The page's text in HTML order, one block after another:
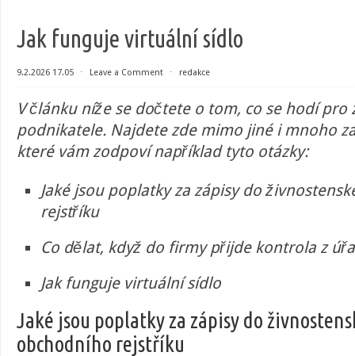
Jak funguje virtuální sídlo
9.2.2026 17.05 ⋅ Leave a Comment ⋅ redakce
V článku níže se dočtete o tom, co se hodí pro
podnikatele. Najdete zde mimo jiné i mnoho
které vám zodpoví například tyto otázky:
Jaké jsou poplatky za zápisy do
rejstříku
Co dělat, když do firmy přijde kontrola z
Jak funguje virtuální sídlo
Jaké jsou poplatky za zápisy do
obchodního rejstříku